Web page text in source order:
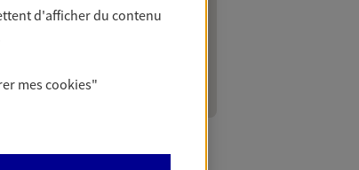
d'afficher du contenu
mescookies"